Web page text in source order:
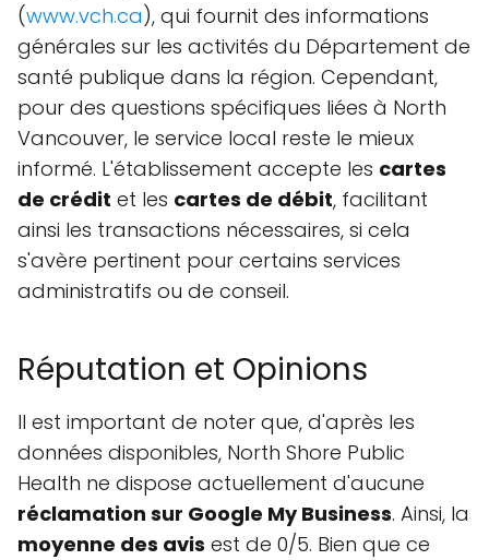
(www.vch.ca), qui fournit des informations
générales sur les activités du Département de
santé publique dans la région. Cependant,
pour des questions spécifiques liées à North
Vancouver, le service local reste le mieux
informé. L'établissement accepte les cartes
de crédit et les cartes de débit, facilitant
ainsi les transactions nécessaires, si cela
s'avère pertinent pour certains services
administratifs ou de conseil.
Réputation et Opinions
Il est important de noter que, d'après les
données disponibles, North Shore Public
Health ne dispose actuellement d'aucune
réclamation sur Google My Business. Ainsi, la
moyenne des avis est de 0/5. Bien que ce